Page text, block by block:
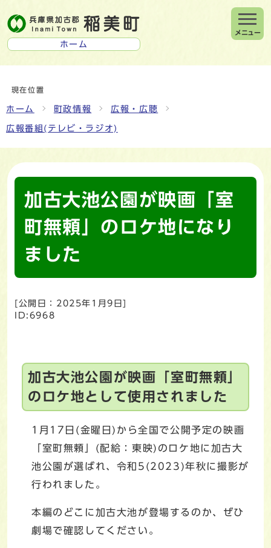
ホーム
メニュー
現在位置
ホーム 町政情報 広報・広聴
広報番組(テレビ・ラジオ)
加古大池公園が映画「室
町無頼」のロケ地になり
ました
[公開日： 2025年1月9日]
ID:6968
加古大池公園が映画「室町無頼」
のロケ地として使用されました
1月17日(金曜日)から全国で公開予定の映画
「室町無頼」(配給：東映)のロケ地に加古大
池公園が選ばれ、令和5(2023)年秋に撮影が
行われました。
本編のどこに加古大池が登場するのか、ぜひ
劇場で確認してください。